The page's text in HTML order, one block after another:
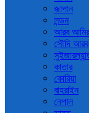
জাপান
লন্ডন
আরব
সৌদি আরব
কাতার
কোরিয়া
বাহরাইন
নেপাল